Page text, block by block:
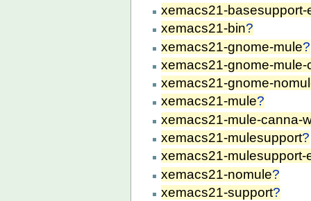
xemacs21-basesupport-
xemacs21-bin?
xemacs21-gnome-mule?
xemacs21-gnome-
xemacs21-gnome-
xemacs21-mule?
xemacs21-mule-canna-
xemacs21-mulesupport?
xemacs21-mulesupport-
xemacs21-nomule?
xemacs21-support?